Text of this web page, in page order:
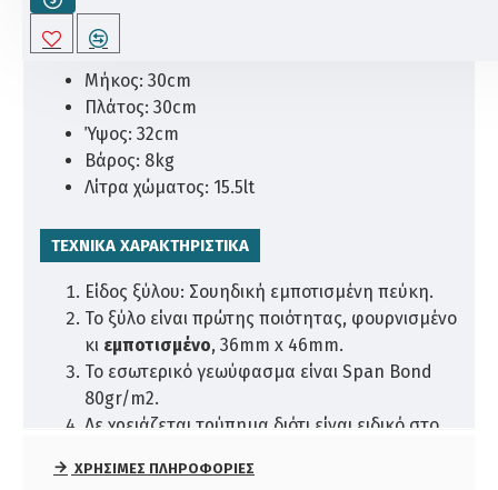
ΔΙΑΣΤΆΣΕΙΣ
Μήκος: 30cm
Πλάτος: 30cm
Ύψος: 32cm
Βάρος: 8kg
Λίτρα χώματος: 15.5lt
ΤΕΧΝΙΚΆ ΧΑΡΑΚΤΗΡΙΣΤΙΚΆ
Είδος ξύλου: Σουηδική εμποτισμένη πεύκη.
Το ξύλο είναι πρώτης ποιότητας, φουρνισμένο
κι εμποτισμένο, 36mm x 46mm.
Το εσωτερικό γεωύφασμα είναι Span Bond
80gr/m2.
Δε χρειάζεται τρύπημα διότι είναι ειδικό στο
χώμα.
ΧΡΉΣΙΜΕΣ ΠΛΗΡΟΦΟΡΊΕΣ